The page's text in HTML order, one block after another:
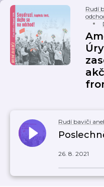
Rudí
Rudí baviči
26. 8. 2021